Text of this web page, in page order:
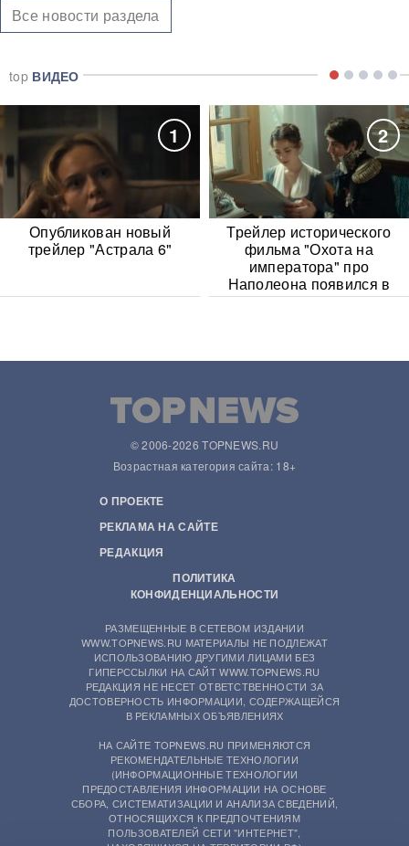
Все новости раздела
top ВИДЕО
1
Опубликован новый
трейлер "Астрала 6"
2
Трейлер исторического
фильма "Охота на
императора" про
Наполеона появился в
Сети
© 2006-2026 TOPNEWS.RU
Возрастная категория сайта: 18+
О ПРОЕКТЕ
РЕКЛАМА НА САЙТЕ
РЕДАКЦИЯ
ПОЛИТИКА
КОНФИДЕНЦИАЛЬНОСТИ
РАЗМЕЩЕННЫЕ В СЕТЕВОМ ИЗДАНИИ
WWW.TOPNEWS.RU МАТЕРИАЛЫ НЕ ПОДЛЕЖАТ
ИСПОЛЬЗОВАНИЮ ДРУГИМИ ЛИЦАМИ БЕЗ
ГИПЕРССЫЛКИ НА САЙТ WWW.TOPNEWS.RU
РЕДАКЦИЯ НЕ НЕСЕТ ОТВЕТСТВЕННОСТИ ЗА
ДОСТОВЕРНОСТЬ ИНФОРМАЦИИ, СОДЕРЖАЩЕЙСЯ
В РЕКЛАМНЫХ ОБЪЯВЛЕНИЯХ
НА САЙТЕ TOPNEWS.RU ПРИМЕНЯЮТСЯ
РЕКОМЕНДАТЕЛЬНЫЕ ТЕХНОЛОГИИ
(ИНФОРМАЦИОННЫЕ ТЕХНОЛОГИИ
ПРЕДОСТАВЛЕНИЯ ИНФОРМАЦИИ НА ОСНОВЕ
СБОРА, СИСТЕМАТИЗАЦИИ И АНАЛИЗА СВЕДЕНИЙ,
ОТНОСЯЩИХСЯ К ПРЕДПОЧТЕНИЯМ
ПОЛЬЗОВАТЕЛЕЙ СЕТИ "ИНТЕРНЕТ",